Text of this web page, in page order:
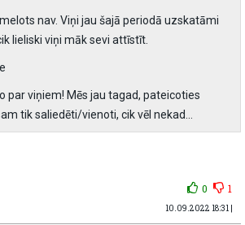
nav. Viņi jau šajā periodā uzskatāmi
lieliski viņi māk sevi attīstīt.
par viņiem! Mēs jau tagad, pateicoties
tik saliedēti/vienoti, cik vēl nekad...
0 1
10.09.2022 18:31 |